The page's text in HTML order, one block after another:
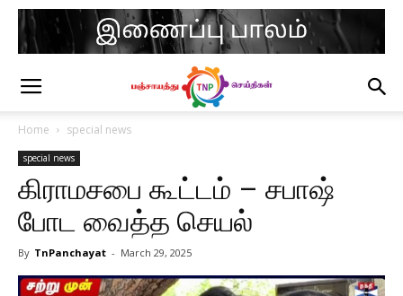
Home special news
special news
கிராமசபை கூட்டம் – சபாஷ்
போட வைத்த செயல்
By TnPanchayat - March 29, 2025